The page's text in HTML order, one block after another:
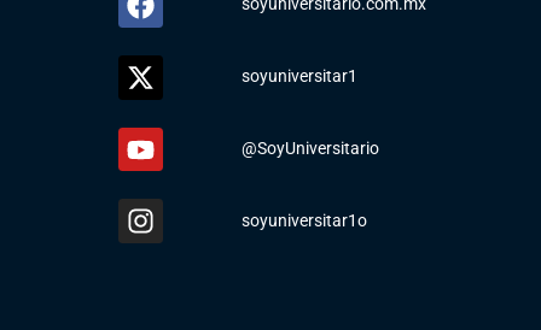
soyuniversitario.com.mx
soyuniversitar1
@SoyUniversitario
soyuniversitar1o